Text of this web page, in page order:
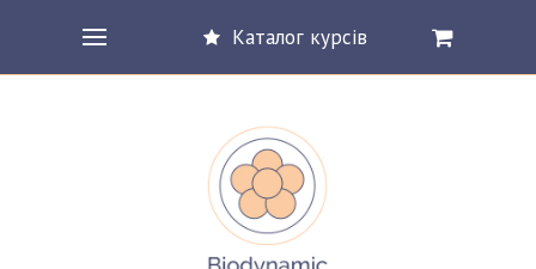
Каталог курсів